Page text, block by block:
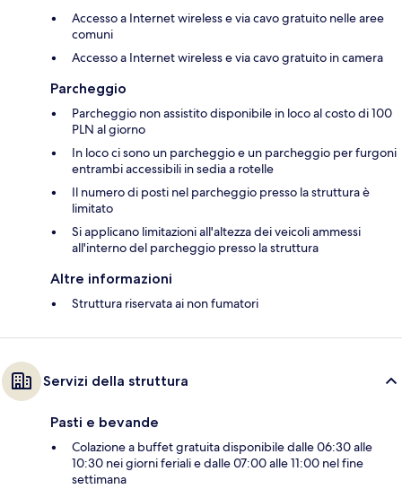
Accesso a Internet wireless e via cavo gratuito nelle aree
comuni
Accesso a Internet wireless e via cavo gratuito in camera
Parcheggio
Parcheggio non assistito disponibile in loco al costo di 100
PLN al giorno
In loco ci sono un parcheggio e un parcheggio per furgoni
entrambi accessibili in sedia a rotelle
Il numero di posti nel parcheggio presso la struttura è
limitato
Si applicano limitazioni all'altezza dei veicoli ammessi
all'interno del parcheggio presso la struttura
Altre informazioni
Struttura riservata ai non fumatori
Servizi della struttura
Pasti e bevande
Colazione a buffet gratuita disponibile dalle 06:30 alle
10:30 nei giorni feriali e dalle 07:00 alle 11:00 nel fine
settimana